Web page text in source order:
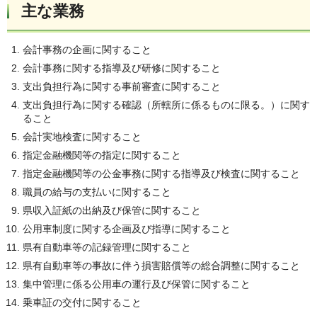
主な業務
会計事務の企画に関すること
会計事務に関する指導及び研修に関すること
支出負担行為に関する事前審査に関すること
支出負担行為に関する確認（所轄所に係るものに限る。）に関す
ること
会計実地検査に関すること
指定金融機関等の指定に関すること
指定金融機関等の公金事務に関する指導及び検査に関すること
職員の給与の支払いに関すること
県収入証紙の出納及び保管に関すること
公用車制度に関する企画及び指導に関すること
県有自動車等の記録管理に関すること
県有自動車等の事故に伴う損害賠償等の総合調整に関すること
集中管理に係る公用車の運行及び保管に関すること
乗車証の交付に関すること